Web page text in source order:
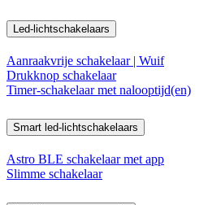
Led-lichtschakelaars
Aanraakvrije schakelaar | Wuif
Drukknop schakelaar
Timer-schakelaar met nalooptijd(en)
Smart led-lichtschakelaars
Astro BLE schakelaar met app
Slimme schakelaar